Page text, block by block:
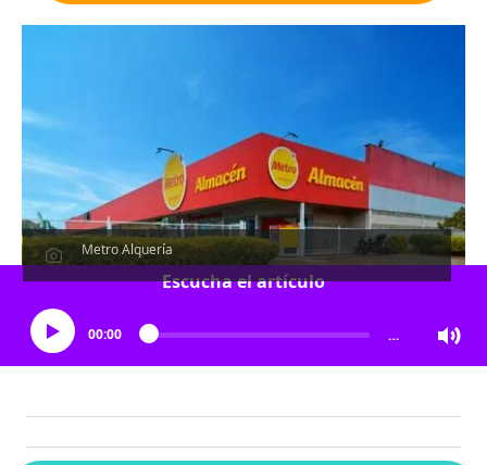
Metro Alquería
Escucha el artículo
00:00 …